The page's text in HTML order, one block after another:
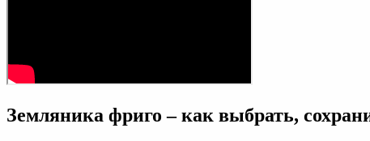
Земляника фриго – как выбрать,